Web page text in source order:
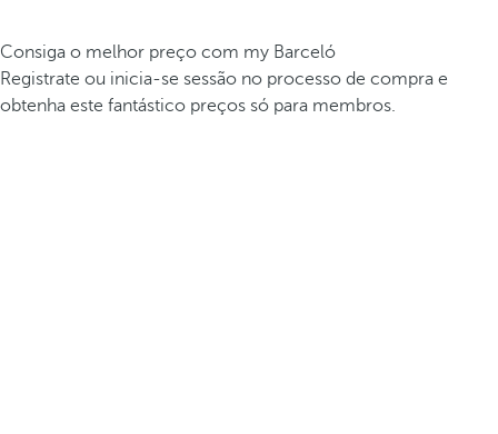
Consiga o melhor preço com my Barceló
Registrate ou inicia-se sessão no processo de compra e
obtenha este fantástico preços só para membros.